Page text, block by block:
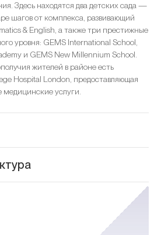
Здесь находятся два детских сада —
шагов от комплекса, развивающий
& English, а также три престижные
уровня: GEMS International School,
и GEMS New Millennium School.
жителей в районе есть
Hospital London, предоставляющая
медицинские услуги.
и элегантность. Сдержанный
цветовая палитра, использованы
стиль и простор. Панорамные
Комплекс находится в
от престижного Dubai Hills Golf